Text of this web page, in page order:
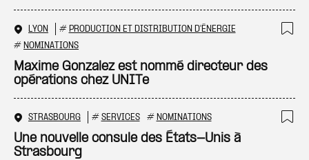
LYON # PRODUCTION ET DISTRIBUTION D'ÉNERGIE
# NOMINATIONS
Maxime Gonzalez est nommé directeur des
opérations chez UNITe
STRASBOURG # SERVICES # NOMINATIONS
Une nouvelle consule des États-Unis à
Strasbourg